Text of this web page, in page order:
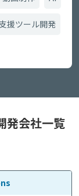
援ツール開発
発会社一覧